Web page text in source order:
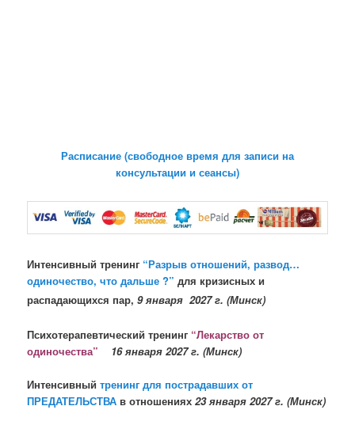
Расписание (свободное время для записи на
консультации и сеансы)
Интенсивный тренинг “Разрыв отношений, развод…
одиночество, что дальше ?” для кризисных и
распадающихся пар,9 января 2027 г. (Минск)
Психотерапевтический тренинг “Лекарство от
одиночества”
16 января 2027 г. (Минск)
Интенсивныйтренинг для пострадавших от
ПРЕДАТЕЛЬСТВА в отношениях23 января 2027 г. (Минск)